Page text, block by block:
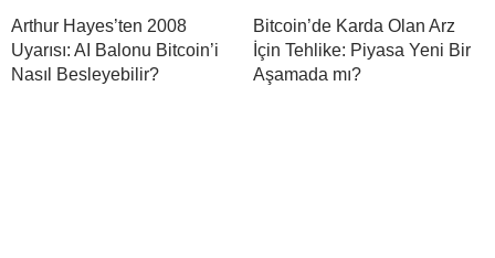
Arthur Hayes’ten 2008
Uyarısı: AI Balonu Bitcoin’i
Nasıl Besleyebilir?
Bitcoin’de Karda Olan Arz
İçin Tehlike: Piyasa Yeni Bir
Aşamada mı?